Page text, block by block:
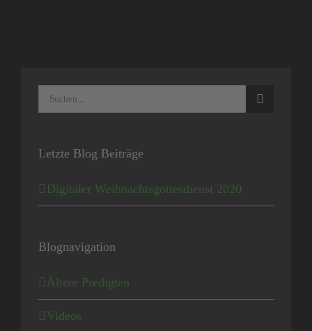
Suche
nach:
Letzte Blog Beiträge
Digitaler Weihnachtsgottesdienst 2020
Blognavigation
Ältere Predigten
Videos